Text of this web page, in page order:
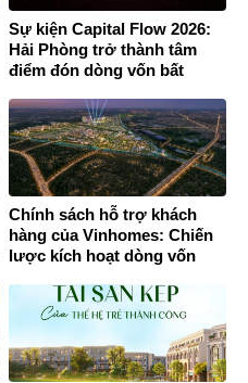
Sự kiện Capital Flow 2026:
Hải Phòng trở thành tâm
điểm đón dòng vốn bất
Chính sách hỗ trợ khách
hàng của Vinhomes: Chiến
lược kích hoạt dòng vốn
động sản